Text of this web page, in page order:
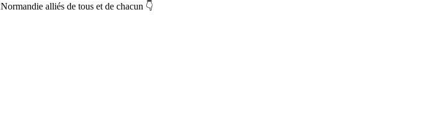
alliés de tous et de chacun 👇